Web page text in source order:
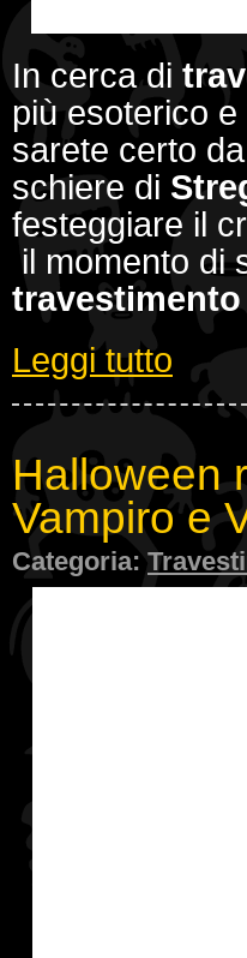
In cerca di
più esoterico
sarete certo
schiere di
festeggiare il
il momento di
travestimento
Leggi tutto
Halloween
Vampiro e
Categoria: